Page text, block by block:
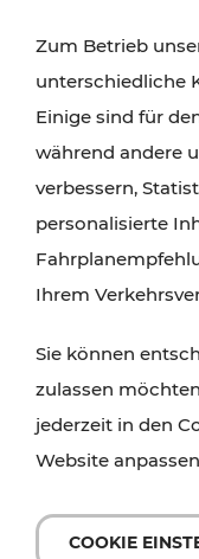
Wanderungen,
Radtouren oder
Attraktionen sind
Angeboten des
Zum Betrieb
unterschiedliche
Einige sind für
während andere
verbessern,
personalisierte
Ihrem
Sie können
zulassen
jederzeit in den
Website
COOKIE